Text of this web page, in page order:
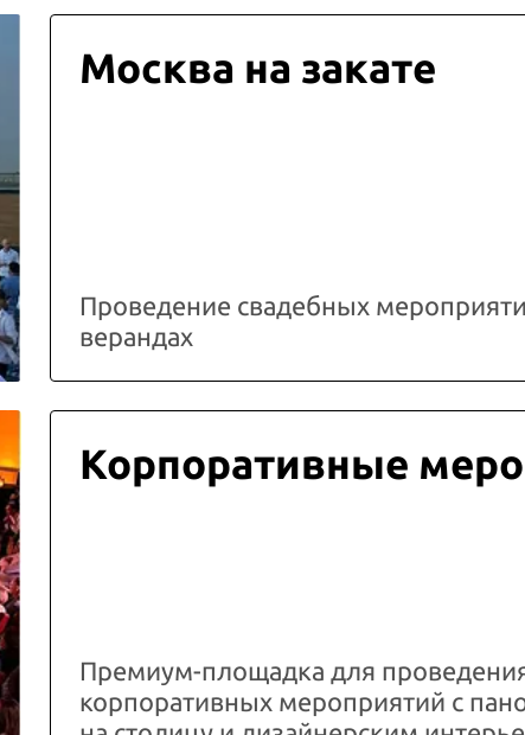
Москва на закате
Проведение свадебных
верандах
Корпоративные
Премиум-площадка для
корпоративных мероприятий с